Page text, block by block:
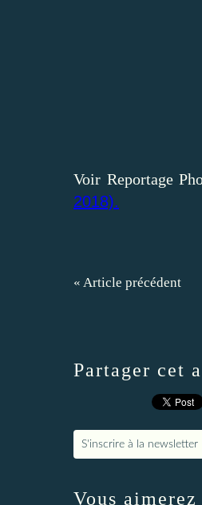
Voir Reportage
2018).
« Article précédent
Partager cet
S'inscrire à la newsletter
Vous aimerez